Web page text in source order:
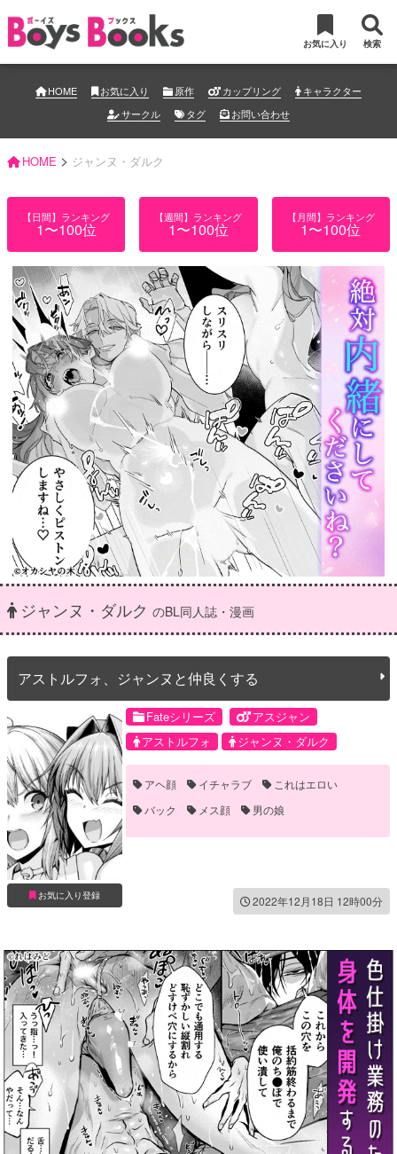
お気に入り 検索
HOME お気に入り 原作 カップリング
キャラクター
サークル
タグ お問い合わせ
HOME > ジャンヌ・ダルク
【日間】ランキング
1〜100位
【週間】ランキング
1〜100位
【月間】ランキング
1〜100位
ジャンヌ・ダルク のBL同人誌・漫画
アストルフォ、ジャンヌと仲良くする
お気に入り登録
Fateシリーズ
アスジャン
アストルフォ
ジャンヌ・ダルク
アヘ顔 イチャラブ
これはエロい
バック
メス顔 男の娘
2022年12月18日 12時00分